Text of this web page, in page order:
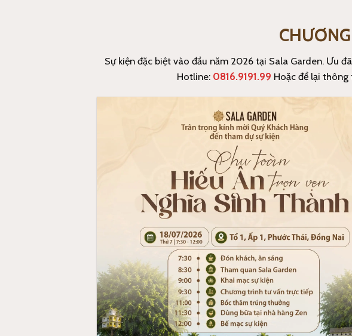
Sự kiện đặc biệt vào đầu năm 2026 tại Sala Garden. Ưu
Hotline: 0816.9191.99 Hoặc để lại